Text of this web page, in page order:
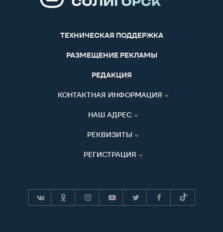
ТЕХНИЧЕСКАЯ ПОДДЕРЖКА
РАЗМЕЩЕНИЕ РЕКЛАМЫ
РЕДАКЦИЯ
КОНТАКТНАЯ ИНФОРМАЦИЯ
НАШ АДРЕС
РЕКВИЗИТЫ
РЕГИСТРАЦИЯ